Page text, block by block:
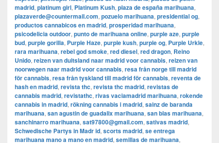
madrid, platinum girl, Platinum Kush, plaza de españa marihuana,
plazaverde@countermail.com, pozuelo marihuana, presidential og,
productos cannabicos en madrid, prosperidad marihuana,
psicodelicia outdoor, punto de marihuana online, purple aze, purple
bud, purple gorilla, Purple Haze, purple kush, purple og, Purple Urkle,
rara marihuana, rebel god smoke, red diesel, red dragon, Reino
Unido, reizen van duitsland naar madrid voor cannabis, reizen van
noorwegen naar madrid voor cannabis, resa från norge till madrid
för cannabis, resa från tyskland till madrid för cannabis, reventa de
hash en madrid, revista thc, revista thc madrid, revistas de
cannabis madrid, revistathc, rivas vaciamadrid marihuana, rokende
cannabis in madrid, rökning cannabis i madrid, sainz de baranda
marihuana, san agustin de guadalix marihuana, san blas marihuana,
sanchinarro marihuana, sat97800@gmail.com, sativas madrid,
Schwedische Partys in Madr id, scorts madrid, se entrega
marihuana mano a mano en madrid, semillas de marihuana,